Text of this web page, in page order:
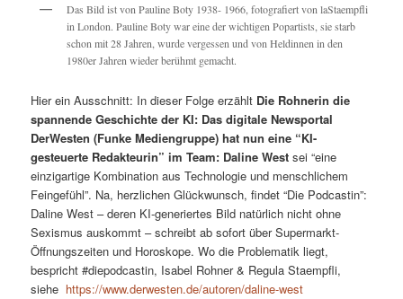
Das Bild ist von Pauline Boty 1938- 1966, fotografiert von laStaempfli
in London. Pauline Boty war eine der wichtigen Popartists, sie starb
schon mit 28 Jahren, wurde vergessen und von Heldinnen in den
1980er Jahren wieder berühmt gemacht.
Hier ein Ausschnitt: In dieser Folge erzählt Die Rohnerin die
spannende Geschichte der KI: Das digitale Newsportal
DerWesten (Funke Mediengruppe) hat nun eine “KI-
gesteuerte Redakteurin” im Team: Daline West sei “eine
einzigartige Kombination aus Technologie und menschlichem
Feingefühl”. Na, herzlichen Glückwunsch, findet “Die Podcastin”:
Daline West – deren KI-generiertes Bild natürlich nicht ohne
Sexismus auskommt – schreibt ab sofort über Supermarkt-
Öffnungszeiten und Horoskope. Wo die Problematik liegt,
bespricht #diepodcastin, Isabel Rohner & Regula Staempfli,
siehe https://www.derwesten.de/autoren/daline-west